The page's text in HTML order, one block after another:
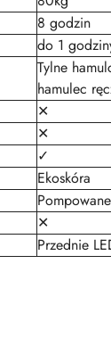
8 godzin
do 1
Tylne
hamulec
✕
✕
✓
Ekoskóra
Pompowane
✕
Przednie